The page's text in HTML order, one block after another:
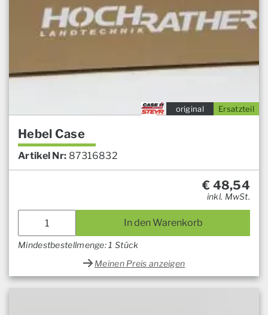
Ersatzteil
original
Hebel Case
Artikel Nr: 87316832
€ 48,54
inkl. MwSt.
In den Warenkorb
Mindestbestellmenge: 1 Stück
Meinen Preis anzeigen